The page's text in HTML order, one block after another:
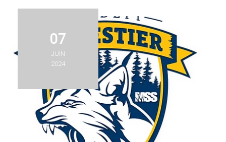
07
JUIN
2024